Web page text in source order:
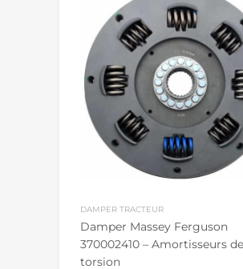
DAMPER TRACTEUR
Damper Massey Ferguson
370002410 – Amortisseurs de
torsion